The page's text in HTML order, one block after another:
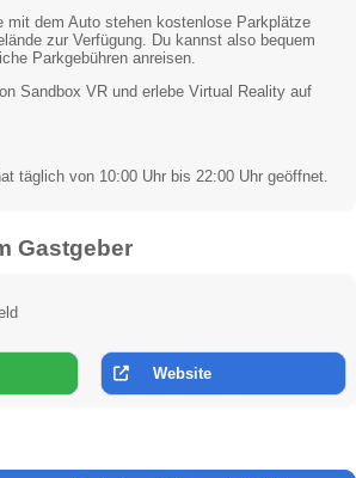
mit dem Auto stehen kostenlose Parkplätze
zur Verfügung. Du kannst also bequem
Parkgebühren anreisen.
Sandbox VR und erlebe Virtual Reality auf
täglich von 10:00 Uhr bis 22:00 Uhr geöffnet.
Gastgeber
Website